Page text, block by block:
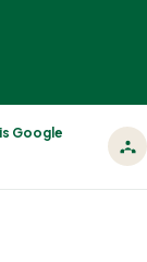
Google